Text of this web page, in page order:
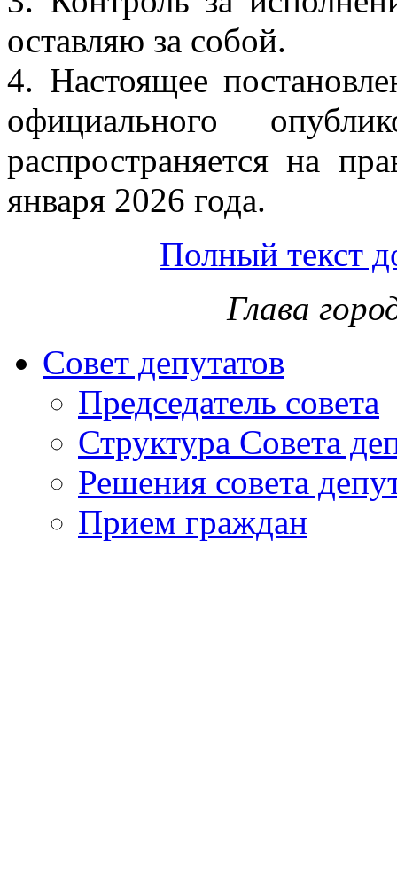
оставляю за собой.
4. Настоящее
официального
распространяется на
января 2026 года.
Полный текст
Глава
Совет депутатов
Председатель совета
Структура Совета
Решения совета
Прием граждан